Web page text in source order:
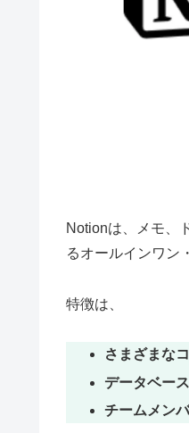
Notionは、メモ、
るオールインワン
特徴は、
さまざまな
データベー
チームメン